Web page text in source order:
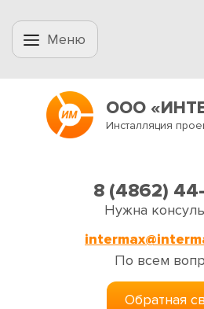
Меню
ООО
Инсталляция
8 (4862)
Нужна
По всем
Обратная